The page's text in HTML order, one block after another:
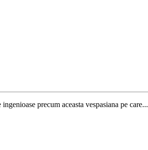
precum aceasta vespasiana pe care...